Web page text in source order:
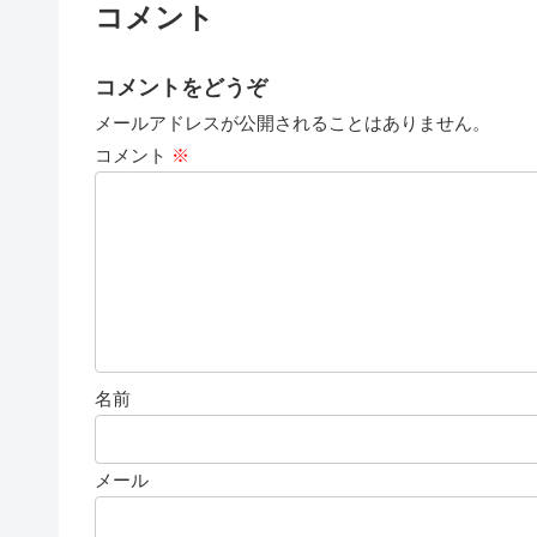
コメント
コメントをどうぞ
メールアドレスが公開されることはありません。
コメント ※
名前
メール